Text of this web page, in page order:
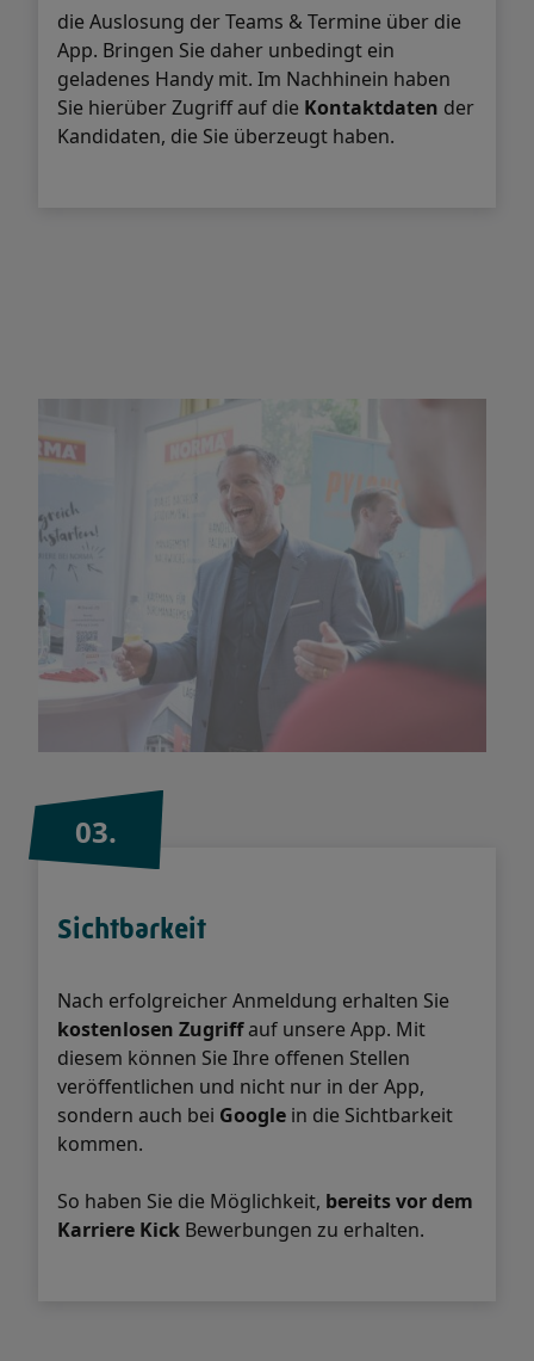
die Auslosung der Teams & Termine über die
App. Bringen Sie daher unbedingt ein
geladenes Handy mit. Im Nachhinein haben
Sie hierüber Zugriff auf die Kontaktdaten der
Kandidaten, die Sie überzeugt haben.
03.
Sichtbarkeit
Nach erfolgreicher Anmeldung erhalten Sie
kostenlosen Zugriffauf unsere App. Mit
diesem können Sie Ihre offenen Stellen
veröffentlichen und nicht nur in der App,
sondern auch bei Google in die Sichtbarkeit
kommen.
So haben Sie die Möglichkeit, bereits vor dem
Karriere Kick Bewerbungen zu erhalten.